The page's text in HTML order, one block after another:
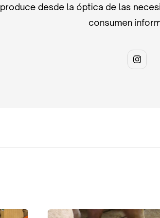
produce desde la óptica de las
consumen